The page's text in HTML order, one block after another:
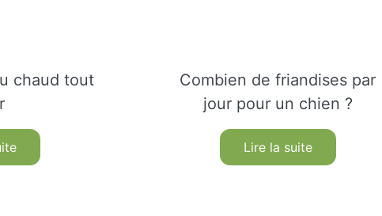
chaud tout
Combien de friandises par
jour pour un chien ?
Lire la suite